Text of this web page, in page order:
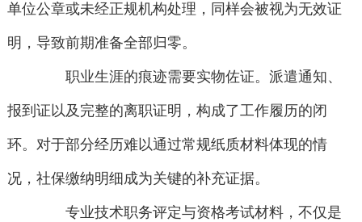
单位公章或未经正规机构处理，同样会被视为无效证
明，导致前期准备全部归零。
职业生涯的痕迹需要实物佐证。派遣通知、
报到证以及完整的离职证明，构成了工作履历的闭
环。对于部分经历难以通过常规纸质材料体现的情
况，社保缴纳明细成为关键的补充证据。
专业技术职务评定与资格考试材料，不仅是